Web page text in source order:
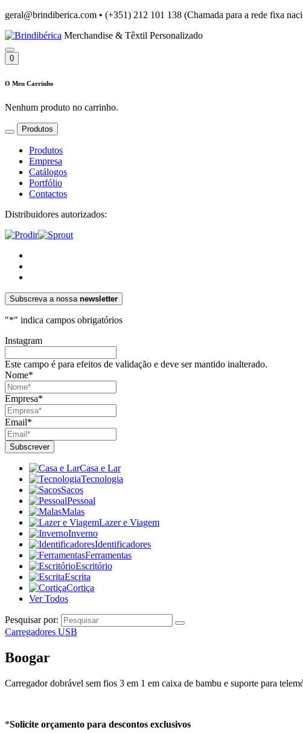
geral@brindiberica.com • (+351) 212 101 138 (Chamada para a rede fixa
Merchandise & Têxtil Personalizado
0
O Meu Carrinho
Nenhum produto no carrinho.
Produtos
Produtos
Empresa
Catálogos
Portfólio
Contactos
Distribuidores autorizados:
Subscreva a nossa newsletter
"*" indica campos obrigatórios
Instagram
Este campo é para efeitos de validação e deve ser mantido inalterado.
Nome*
Empresa*
Email*
Casa e Lar
Tecnologia
Sacos
Pessoal
Malas
Lazer e Viagem
Inverno
Identificadores
Ferramentas
Escritório
Escrita
Cortiça
Ver Todos
Pesquisar por:
Carregadores USB
Boogar
Carregador dobrável sem fios 3 em 1 em caixa de bambu e suporte para
*Solicite orçamento para descontos exclusivos